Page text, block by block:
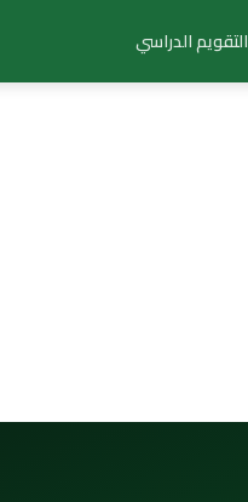
التقويم الدراسي